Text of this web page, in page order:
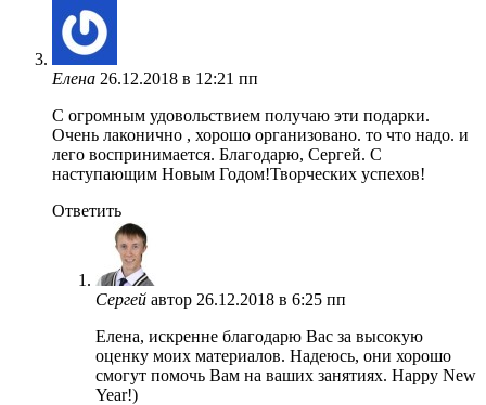
Елена 26.12.2018 в 12:21 пп
С огромным удовольствием получаю эти подарки.
Очень лаконично , хорошо организовано. то что надо. и
лего воспринимается. Благодарю, Сергей. С
наступающим Новым Годом!Творческих успехов!
Ответить
Сергей автор 26.12.2018 в 6:25 пп
Елена, искренне благодарю Вас за высокую
оценку моих материалов. Надеюсь, они хорошо
смогут помочь Вам на ваших занятиях. Happy New
Year!)